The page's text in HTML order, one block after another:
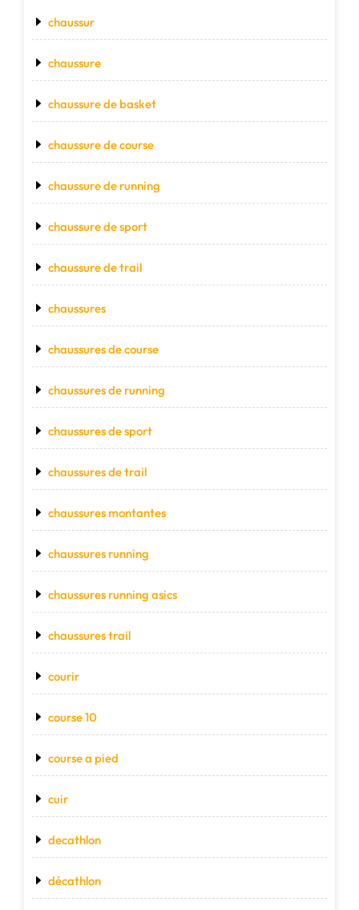
chaussur
chaussure
chaussure de basket
chaussure de course
chaussure de running
chaussure de sport
chaussure de trail
chaussures
chaussures de course
chaussures de running
chaussures de sport
chaussures de trail
chaussures montantes
chaussures running
chaussures running asics
chaussures trail
courir
course 10
course a pied
cuir
decathlon
décathlon